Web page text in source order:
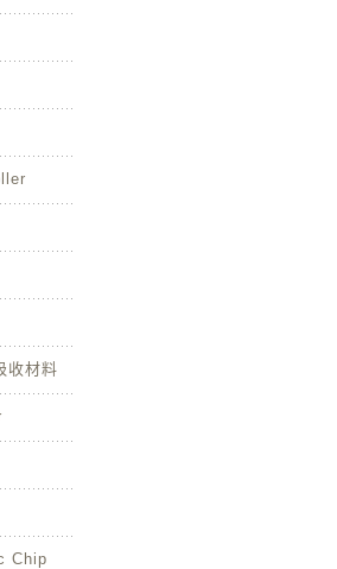
收材料
Chip